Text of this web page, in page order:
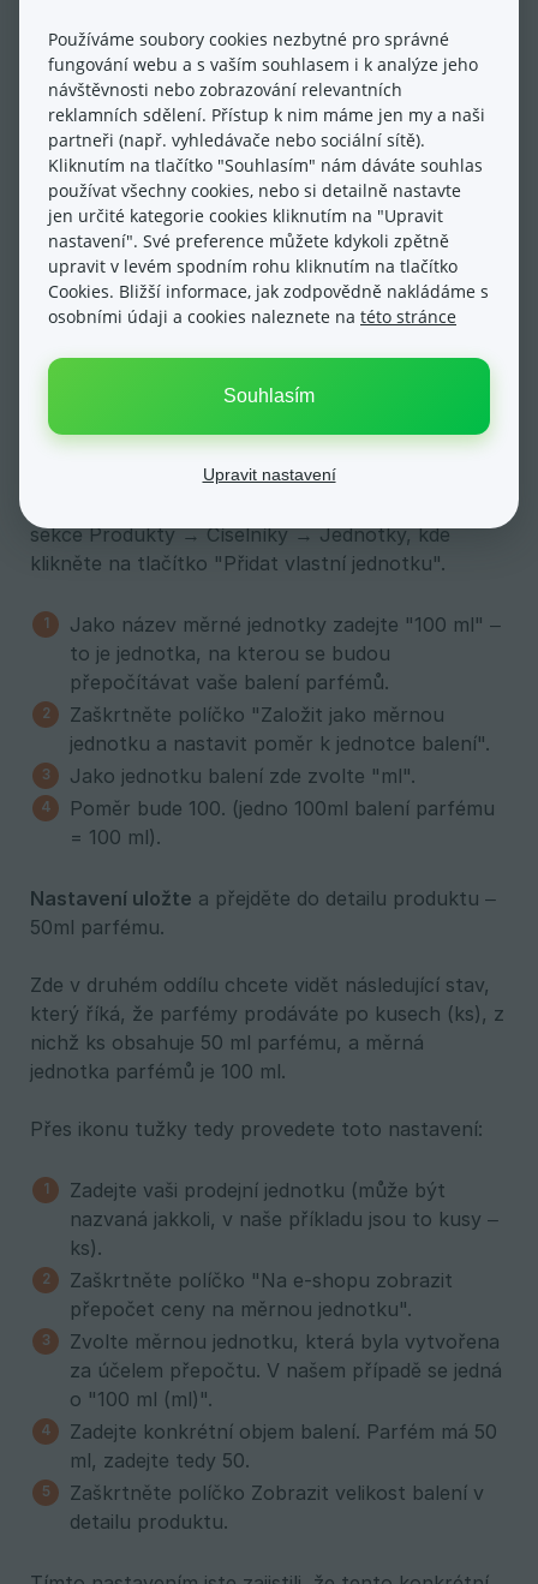
V prvním příkladu jsme počítali s jednotkami, které
jsou běžné. Trochu jiná situace ale nastane u
produktů, u kterých je zvykem udávat měrnou
cenu za jinou jednotku, než jaké jsou obvyklé.
Podívejte se na další příklad:
Příklad č. 2:
Tekutiny byste asi běžně přepočítávali na cenu za
litr. Jinak tomu ale může být například u parfémů,
kde je běžné porovnávat ceny za 100 ml.
Dejme tomu, že prodáváte parfém o objemu 50 ml.
V tomto případě měrná jednotka, kterou budete
muset v systému založit, je "100 ml", protože na tu
sekce Produkty → Číselníky → Jednotky, kde
klikněte na tlačítko "Přidat vlastní jednotku".
Jako název měrné jednotky zadejte "100 ml" –
to je jednotka, na kterou se budou
přepočítávat vaše balení parfémů.
Zaškrtněte políčko "Založit jako měrnou
jednotku a nastavit poměr k jednotce balení".
Jako jednotku balení zde zvolte "ml".
Poměr bude 100. (jedno 100ml balení parfému
= 100 ml).
Nastavení uložte a přejděte do detailu produktu –
50ml parfému.
Zde v druhém oddílu chcete vidět následující stav,
který říká, že parfémy prodáváte po kusech (ks), z
nichž ks obsahuje 50 ml parfému, a měrná
jednotka parfémů je 100 ml.
Přes ikonu tužky tedy provedete toto nastavení:
Zadejte vaši prodejní jednotku (může být
nazvaná jakkoli, v naše příkladu jsou to kusy –
ks).
Zaškrtněte políčko "Na e-shopu zobrazit
přepočet ceny na měrnou jednotku".
Zvolte měrnou jednotku, která byla vytvořena
za účelem přepočtu. V našem případě se jedná
o "100 ml (ml)".
Zadejte konkrétní objem balení. Parfém má 50
ml, zadejte tedy 50.
Zaškrtněte políčko Zobrazit velikost balení v
detailu produktu.
Používáme soubory cookies nezbytné pro správné
fungování webu a s vaším souhlasem i k analýze jeho
návštěvnosti nebo zobrazování relevantních
reklamních sdělení. Přístup k nim máme jen my a naši
partneři (např. vyhledávače nebo sociální sítě).
Kliknutím na tlačítko "Souhlasím" nám dáváte souhlas
používat všechny cookies, nebo si detailně nastavte
jen určité kategorie cookies kliknutím na "Upravit
nastavení". Své preference můžete kdykoli zpětně
upravit v levém spodním rohu kliknutím na tlačítko
Cookies. Bližší informace, jak zodpovědně nakládáme s
osobními údaji a cookies naleznete na této stránce
Souhlasím
Upravit nastavení